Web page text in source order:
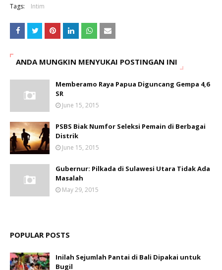
Tags: Intim
ANDA MUNGKIN MENYUKAI POSTINGAN INI
Memberamo Raya Papua Diguncang Gempa 4,6
SR
June 15, 2015
PSBS Biak Numfor Seleksi Pemain di Berbagai
Distrik
June 15, 2015
Gubernur: Pilkada di Sulawesi Utara Tidak Ada
Masalah
May 29, 2015
POPULAR POSTS
Inilah Sejumlah Pantai di Bali Dipakai untuk
Bugil